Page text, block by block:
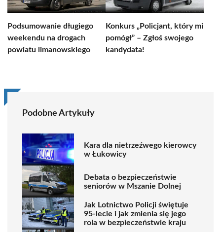
Podsumowanie długiego
weekendu na drogach
powiatu limanowskiego
Konkurs „Policjant, który mi
pomógł” – Zgłoś swojego
kandydata!
Podobne Artykuły
Kara dla nietrzeźwego kierowcy
w Łukowicy
Debata o bezpieczeństwie
seniorów w Mszanie Dolnej
Jak Lotnictwo Policji świętuje
95-lecie i jak zmienia się jego
rola w bezpieczeństwie kraju